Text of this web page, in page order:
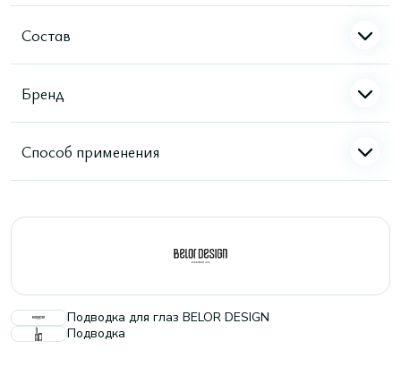
Состав
Бренд
Способ применения
Подводка для глаз BELOR DESIGN
Подводка